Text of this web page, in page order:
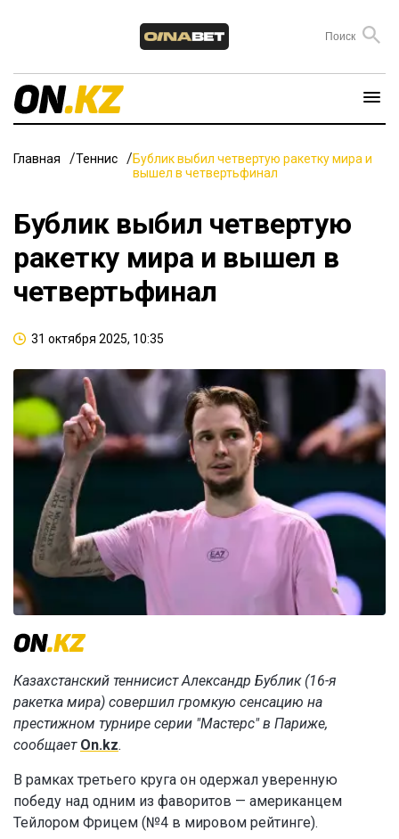
Главная Теннис
Бублик выбил четвертую ракетку мира и
вышел в четвертьфинал
Бублик выбил четвертую
ракетку мира и вышел в
четвертьфинал
31 октября 2025, 10:35
Казахстанский теннисист Александр Бублик (16-я
ракетка мира) совершил громкую сенсацию на
престижном турнире серии "Мастерс" в Париже,
сообщает On.kz.
В рамках третьего круга он одержал уверенную
победу над одним из фаворитов — американцем
Тейлором Фрицем (№4 в мировом рейтинге).